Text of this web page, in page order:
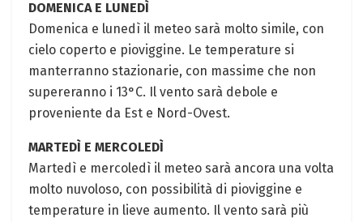
DOMENICA E LUNEDÌ
Domenica e lunedì il meteo sarà molto simile, con
cielo coperto e pioviggine. Le temperature si
manterranno stazionarie, con massime che non
supereranno i 13°C. Il vento sarà debole e
proveniente da Est e Nord-Ovest.
MARTEDÌ E MERCOLEDÌ
Martedì e mercoledì il meteo sarà ancora una volta
molto nuvoloso, con possibilità di pioviggine e
temperature in lieve aumento. Il vento sarà più